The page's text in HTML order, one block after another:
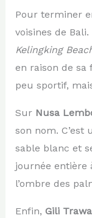
Pour terminer
voisines de Bali.
Kelingking
en raison de sa
peu sportif,
Sur Nusa
son nom. C’est
sable blanc et
journée entière
l’ombre des
Enfin, Gili